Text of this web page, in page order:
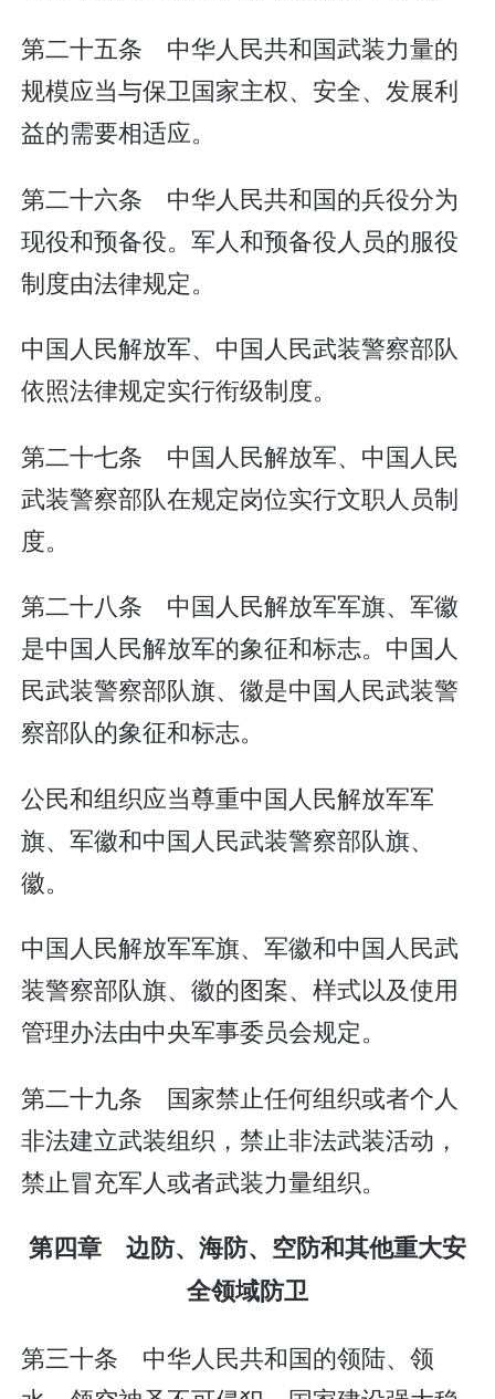
第二十五条 中华人民共和国武装力量的
规模应当与保卫国家主权、安全、发展利
益的需要相适应。
第二十六条 中华人民共和国的兵役分为
现役和预备役。军人和预备役人员的服役
制度由法律规定。
中国人民解放军、中国人民武装警察部队
依照法律规定实行衔级制度。
第二十七条 中国人民解放军、中国人民
武装警察部队在规定岗位实行文职人员制
度。
第二十八条 中国人民解放军军旗、军徽
是中国人民解放军的象征和标志。中国人
民武装警察部队旗、徽是中国人民武装警
察部队的象征和标志。
公民和组织应当尊重中国人民解放军军
旗、军徽和中国人民武装警察部队旗、
徽。
中国人民解放军军旗、军徽和中国人民武
装警察部队旗、徽的图案、样式以及使用
管理办法由中央军事委员会规定。
第二十九条 国家禁止任何组织或者个人
非法建立武装组织，禁止非法武装活动，
禁止冒充军人或者武装力量组织。
第四章 边防、海防、空防和其他重大安
全领域防卫
第三十条 中华人民共和国的领陆、领